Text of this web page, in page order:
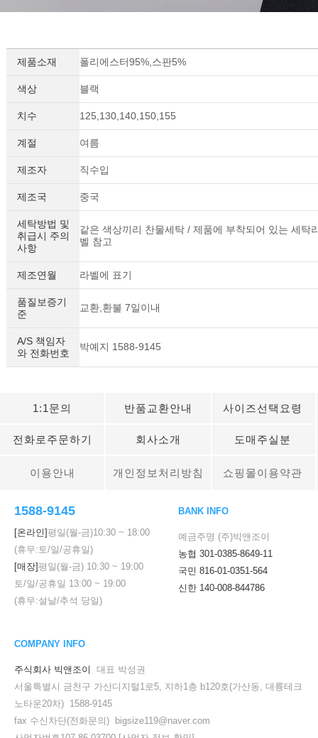
제품소재 폴리에스터95%,스판5%
색상 블랙
치수 125,130,140,150,155
계절 여름
제조자 직수입
제조국 중국
세탁방법 및
취급시 주의
사항
같은 색상끼리 찬물세탁 / 제품에 부착되어 있는 세탁
벨 참고
제조연월 라벨에 표기
품질보증기
준
교환,환불 7일이내
A/S 책임자
와 전화번호
박예지 1588-9145
1:1문의 반품교환안내 사이즈선택요령
전화로주문하기 회사소개 도매주실분
이용안내 개인정보처리방침 쇼핑몰이용약관
1588-9145
[온라인]평일(월-금)10:30 ~ 18:00
(휴무:토/일/공휴일)
[매장]평일(월-금) 10:30 ~ 19:00
토/일/공휴일 13:00 ~ 19:00
(휴무:설날/추석 당일)
BANK INFO
예금주명 (주)빅앤조이
농협 301-0385-8649-11
국민 816-01-0351-564
신한 140-008-844786
COMPANY INFO
주식회사 빅앤조이
대표 박성권
서울특별시 금천구 가산디지털1로5, 지하1층 b120호(가산동, 대륭테크
노타운20차) 1588-9145
fax 수신차단(전화문의) bigsize119@naver.com